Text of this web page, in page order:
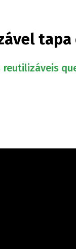
tapa
reutilizáveis